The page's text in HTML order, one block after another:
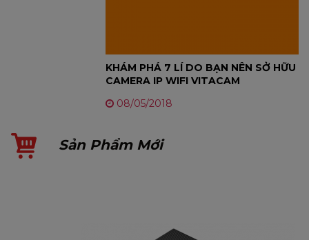
KHÁM PHÁ 7 LÍ DO BẠN NÊN SỞ HỮU
CAMERA IP WIFI VITACAM
08/05/2018
Sản Phẩm Mới